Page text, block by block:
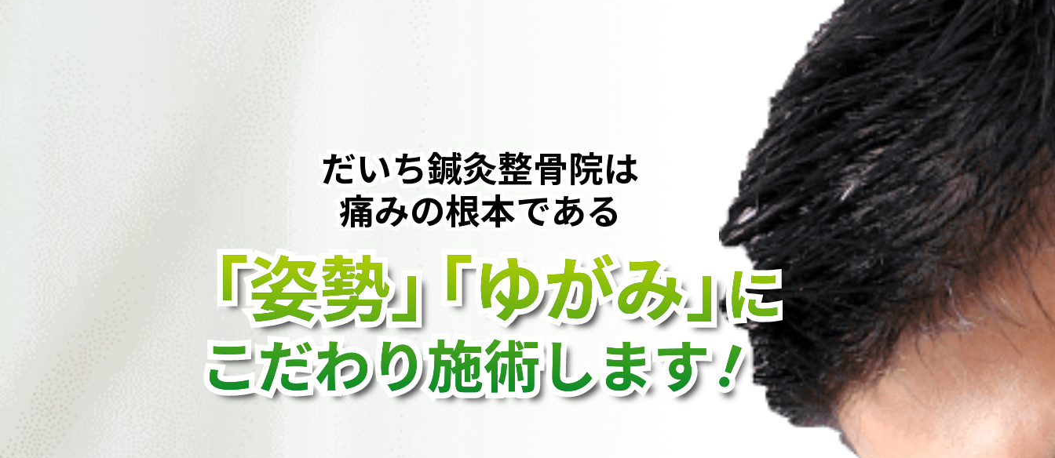
だいち鍼灸整骨院は
痛みの根本である
「姿勢」「ゆがみ」に
こだわり施術します！
「姿勢」「ゆがみ」に
こだわり施術します！
「姿勢」「ゆがみ」に
こだわり施術します！